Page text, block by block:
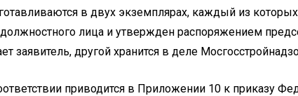
в двух экземплярах, каждый из
лица и утвержден распоряжением
заявитель, другой хранится в деле
приводится в Приложении 10 к приказу